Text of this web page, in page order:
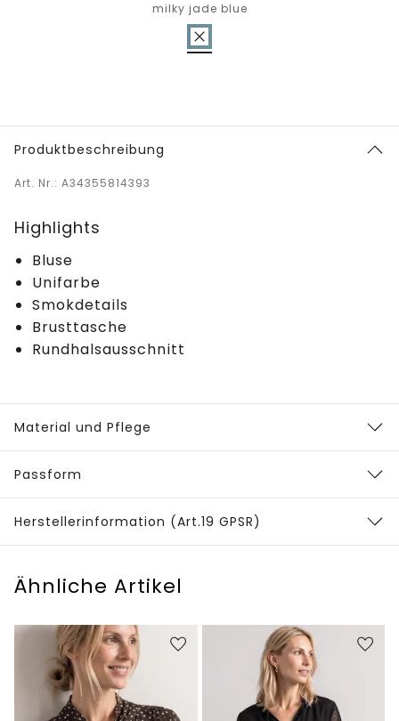
milky jade blue
Produktbeschreibung
Art. Nr.: A34355814393
Highlights
Bluse
Unifarbe
Smokdetails
Brusttasche
Rundhalsausschnitt
Material und Pflege
Passform
Herstellerinformation (Art.19 GPSR)
Ähnliche Artikel